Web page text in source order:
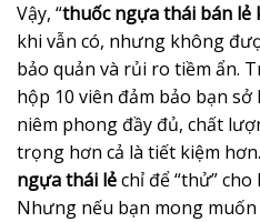
Vậy, “thuốc ngựa thái bán lẻ
khi vẫn có, nhưng không
bảo quản và rủi ro tiềm ẩn.
hộp 10 viên đảm bảo bạn
niêm phong đầy đủ, chất
trọng hơn cả là tiết kiệm
ngựa thái lẻchỉ để “thử”
Nhưng nếu bạn mong